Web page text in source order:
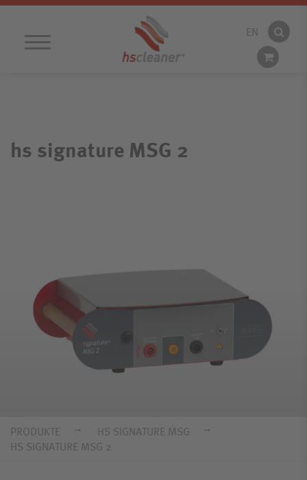
EN
UNTERNEHMEN
KONTAKT
hs signature MSG 2
PRODUKTE
HS SIGNATURE MSG
HS SIGNATURE MSG 2